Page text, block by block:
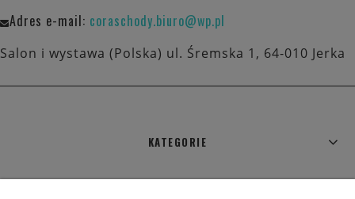
Adres e-mail: coraschody.biuro@wp.pl
Salon i wystawa (Polska) ul. Śremska 1, 64-010 Jerka
KATEGORIE